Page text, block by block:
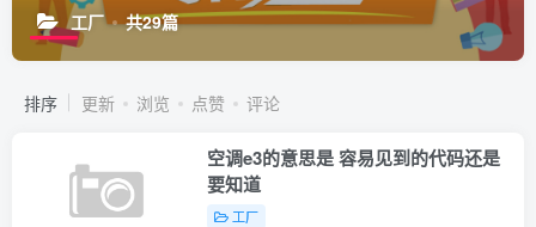
工厂 共29篇
排序 更新 浏览 点赞 评论
空调e3的意思是 容易见到的代码还是
要知道
工厂